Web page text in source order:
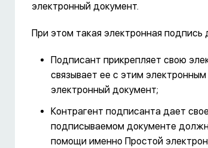
электронный документ.
При этом такая электронная
Подписант прикрепляет свою
связывает ее с этим
электронный документ;
Контрагент подписанта дает
подписываемом документе
помощи именно Простой